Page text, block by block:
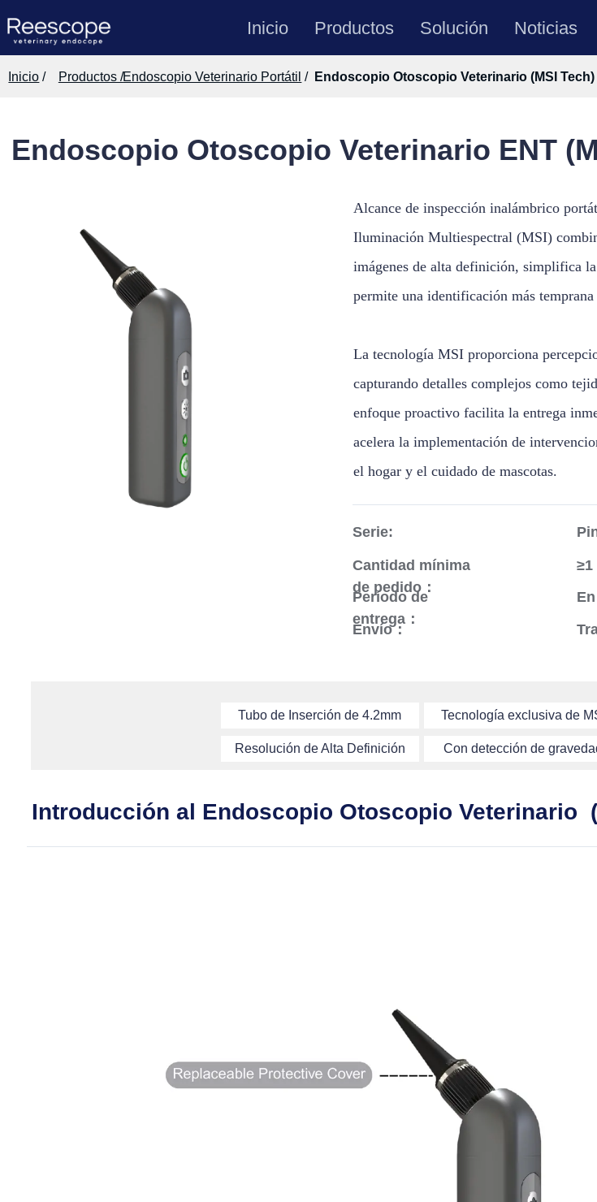
Inicio Productos Solución Noticias
Inicio / Productos /Endoscopio Veterinario Portátil / Endoscopio Otoscopio Veterinario (MSI Tech)
Endoscopio Otoscopio Veterinario ENT
Alcance de inspección inalámbrico
Iluminación Multiespectral (MSI)
imágenes de alta definición, simplifica
permite una identificación más
La tecnología MSI proporciona
capturando detalles complejos como
enfoque proactivo facilita la entrega
acelera la implementación de
el hogar y el cuidado de mascotas.
Serie:
Cantidad mínima
de pedido：
≥1
Período de
entrega：
Envío：
Tubo de Inserción de 4.2mm Tecnología exclusiva de
Resolución de Alta Definición Con detección de
Introducción al Endoscopio Otoscopio Veterinario